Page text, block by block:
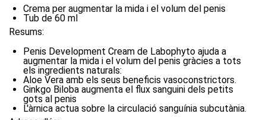
Crema per augmentar la mida i el volum del penis
Tub de 60 ml
Resums:
Penis Development Cream de Labophyto ajuda a
augmentar la mida i el volum del penis gràcies a tots
els ingredients naturals:
Aloe Vera amb els seus beneficis vasoconstrictors.
Ginkgo Biloba augmenta el flux sanguini dels petits
gots al penis
L'àrnica actua sobre la circulació sanguínia subcutània.